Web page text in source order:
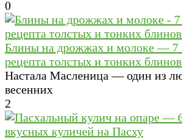
0
Блины на дрожжах и молоке — 7
рецепта толстых и тонких
Настала Масленица — один из
весенних
2